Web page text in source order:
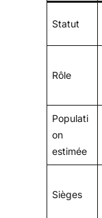
Statut
Rôle
Populati
on
estimée
Sièges